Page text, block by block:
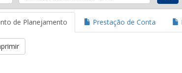
de Planejamento Prestação de Conta